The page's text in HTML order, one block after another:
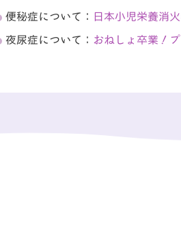
便秘症について： 日本小児栄養消
夜尿症について： おねしょ卒業！